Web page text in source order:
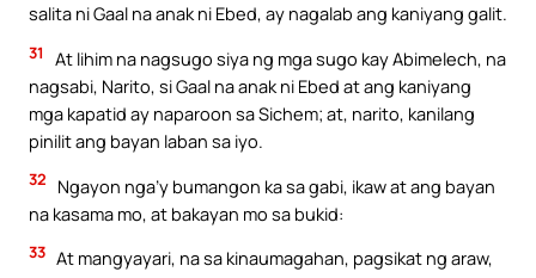
salita ni Gaal na anak ni Ebed, ay nagalab ang kaniyang galit.
31
At lihim na nagsugo siya ng mga sugo kay Abimelech, na
nagsabi, Narito, si Gaal na anak ni Ebed at ang kaniyang
mga kapatid ay naparoon sa Sichem; at, narito, kanilang
pinilit ang bayan laban sa iyo.
32
Ngayon nga’y bumangon ka sa gabi, ikaw at ang bayan
na kasama mo, at bakayan mo sa bukid:
33 At mangyayari, na sa kinaumagahan, pagsikat ng araw,